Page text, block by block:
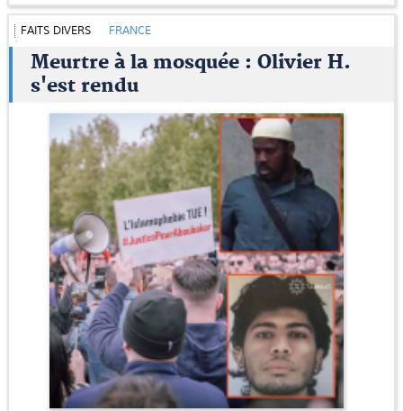
FAITS DIVERS FRANCE
Meurtre à la mosquée : Olivier H.
s'est rendu